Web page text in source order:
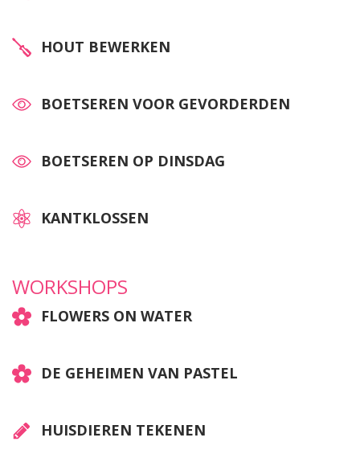
HOUT BEWERKEN
BOETSEREN VOOR GEVORDERDEN
BOETSEREN OP DINSDAG
KANTKLOSSEN
WORKSHOPS
FLOWERS ON WATER
DE GEHEIMEN VAN PASTEL
HUISDIEREN TEKENEN